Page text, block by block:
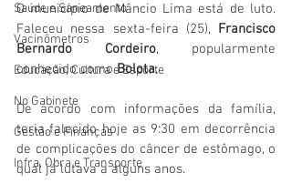
Saúde e Saneamento
Vacinômetros
Educação, Cultura e Esporte
No Gabinete
Gestão e Finanças
Infra, Obra e Transporte
O município de Mâncio Lima está de luto.
Faleceu nessa sexta-feira (25), Francisco
Bernardo Cordeiro, popularmente
conhecido como Bolota.
De acordo com informações da família,
teria falecido hoje as 9:30 em decorrência
de complicações do câncer de estômago, o
qual já lutava a alguns anos.